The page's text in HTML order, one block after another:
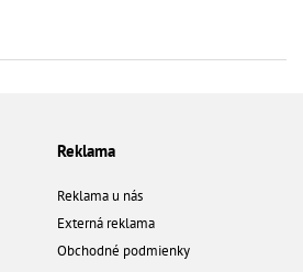
Reklama
Reklama u nás
Externá reklama
Obchodné podmienky